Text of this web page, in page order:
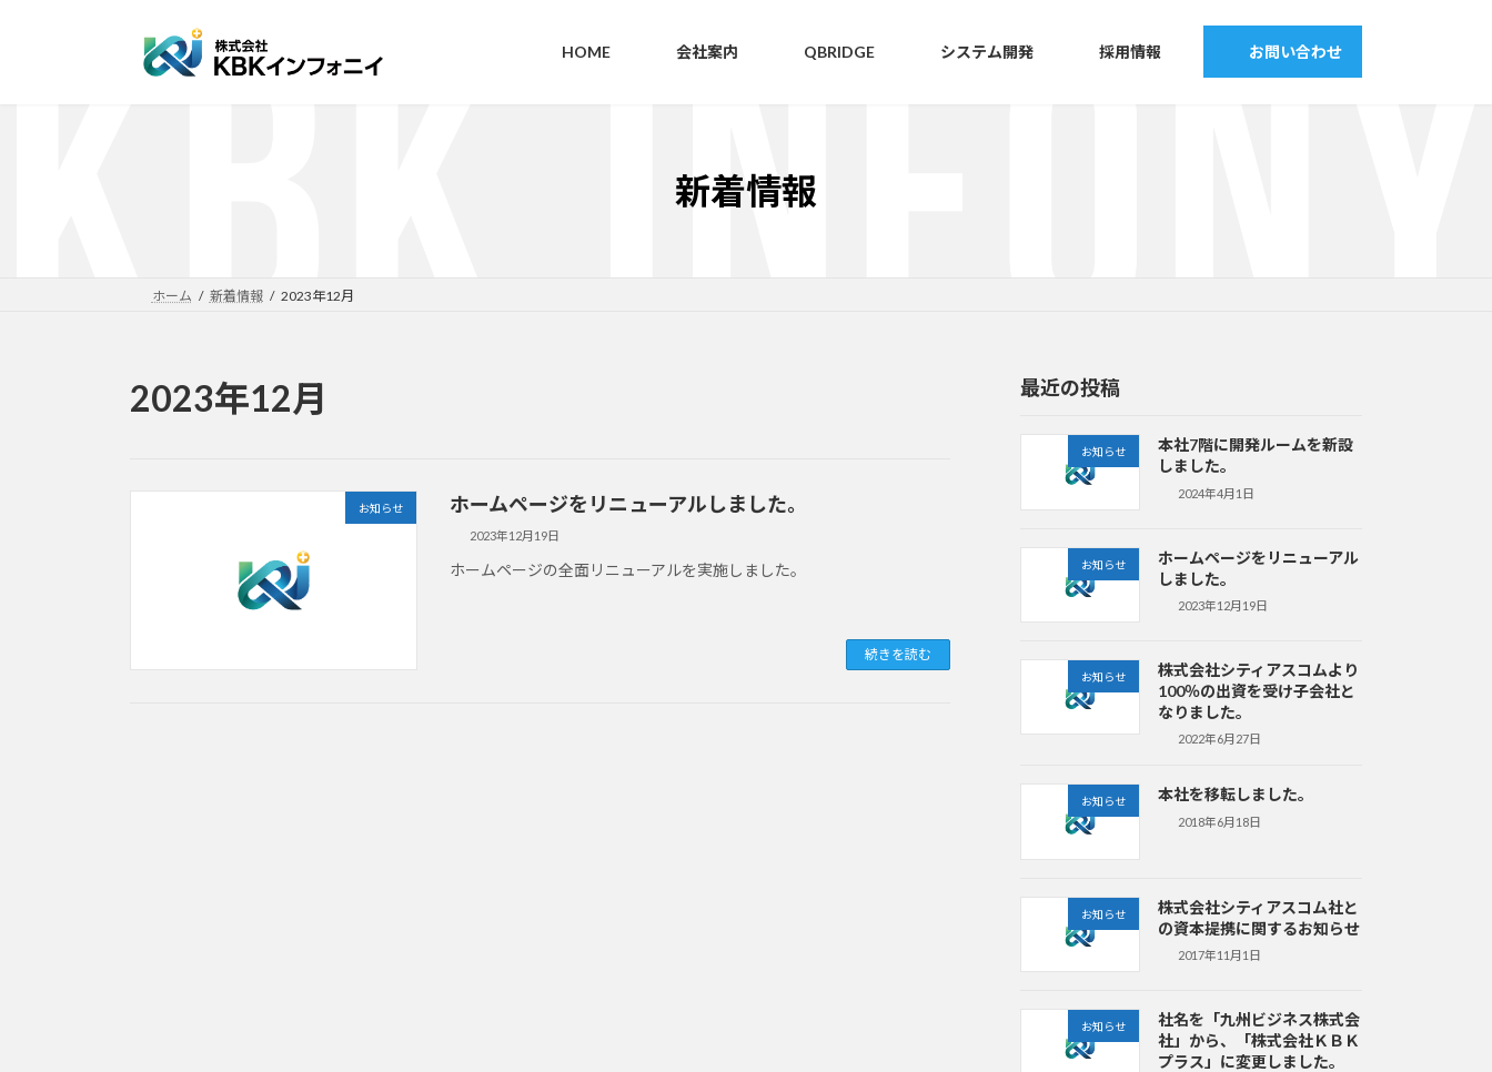
HOME 会社案内 QBRIDGE システム開発 採用情報 お問い合わせ
新着情報
ホーム 新着情報 2023年12月
2023年12月
お知らせ ホームページをリニューアルしました。
2023年12月19日
ホームページの全面リニューアルを実施しました。
続きを読む
最近の投稿
お知らせ
本社7階に開発ルームを新設
しました。
2024年4月1日
お知らせ
ホームページをリニューアル
しました。
2023年12月19日
お知らせ
株式会社シティアスコムより
100％の出資を受け子会社と
なりました。
2022年6月27日
お知らせ 本社を移転しました。
2018年6月18日
お知らせ
株式会社シティアスコム社と
の資本提携に関するお知らせ
2017年11月1日
お知らせ
社名を「九州ビジネス株式会
社」から、「株式会社ＫＢＫ
プラス」に変更しました。